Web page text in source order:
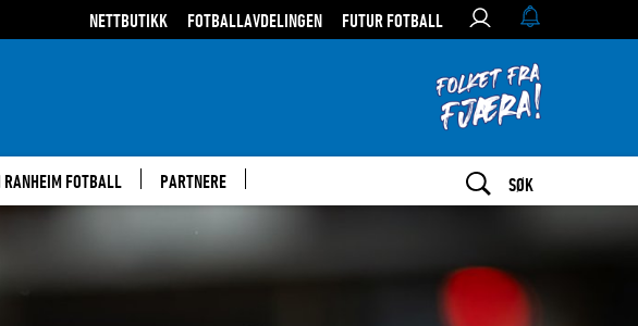
NETTBUTIKK FOTBALLAVDELINGEN FUTUR FOTBALL
RANHEIM FOTBALL PARTNERE SØK